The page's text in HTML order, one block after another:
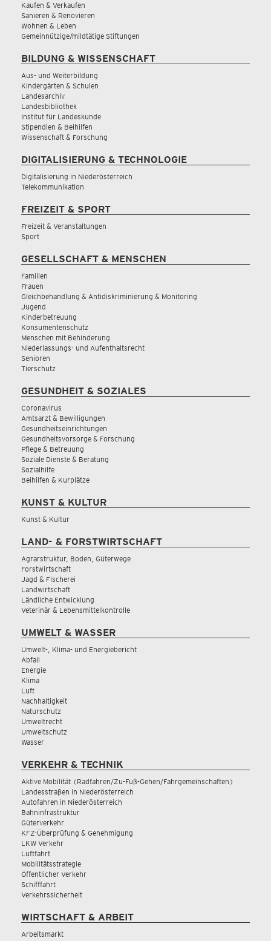
Kaufen & Verkaufen
Sanieren & Renovieren
Wohnen & Leben
Gemeinnützige/mildtätige Stiftungen
BILDUNG & WISSENSCHAFT
Aus- und Weiterbildung
Kindergärten & Schulen
Landesarchiv
Landesbibliothek
Institut für Landeskunde
Stipendien & Beihilfen
Wissenschaft & Forschung
DIGITALISIERUNG & TECHNOLOGIE
Digitalisierung in Niederösterreich
Telekommunikation
FREIZEIT & SPORT
Freizeit & Veranstaltungen
Sport
GESELLSCHAFT & MENSCHEN
Familien
Frauen
Gleichbehandlung & Antidiskriminierung & Monitoring
Jugend
Kinderbetreuung
Konsumentenschutz
Menschen mit Behinderung
Niederlassungs- und Aufenthaltsrecht
Senioren
Tierschutz
GESUNDHEIT & SOZIALES
Coronavirus
Amtsarzt & Bewilligungen
Gesundheitseinrichtungen
Gesundheitsvorsorge & Forschung
Pflege & Betreuung
Soziale Dienste & Beratung
Sozialhilfe
Beihilfen & Kurplätze
KUNST & KULTUR
Kunst & Kultur
LAND- & FORSTWIRTSCHAFT
Agrarstruktur, Boden, Güterwege
Forstwirtschaft
Jagd & Fischerei
Landwirtschaft
Ländliche Entwicklung
Veterinär & Lebensmittelkontrolle
UMWELT & WASSER
Umwelt-, Klima- und Energiebericht
Abfall
Energie
Klima
Luft
Nachhaltigkeit
Naturschutz
Umweltrecht
Umweltschutz
Wasser
VERKEHR & TECHNIK
Aktive Mobilität (Radfahren/Zu-Fuß-Gehen/Fahrgemeinschaften)
Landesstraßen in Niederösterreich
Autofahren in Niederösterreich
Bahninfrastruktur
Güterverkehr
KFZ-Überprüfung & Genehmigung
LKW Verkehr
Luftfahrt
Mobilitätsstrategie
Öffentlicher Verkehr
Schifffahrt
Verkehrssicherheit
WIRTSCHAFT & ARBEIT
Arbeitsmarkt